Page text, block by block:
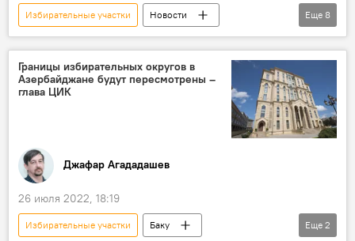
Избирательные участки
Новости
ЦИК АР
Мазахир Панахов
Азербайджан
Президентские выборы
Кандидаты в президенты
Регистрация
освобожденные территории
Еще 8
Границы избирательных округов в
Азербайджане будут пересмотрены –
глава ЦИК
Джафар Агададашев
26 июля 2022, 18:19
Избирательные участки
Баку
Еще 2